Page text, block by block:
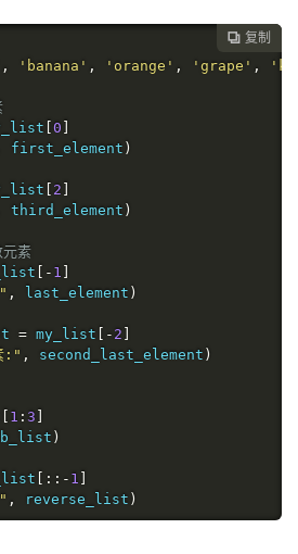
 复制
, 'banana' , 'orange' , 'grape' ,
0
first_element )
2
third_element )
素
[- 1
, last_element )
= my_list [- 2
:" , second_last_element )
1 : 3
)
[::- 1
, reverse_list )